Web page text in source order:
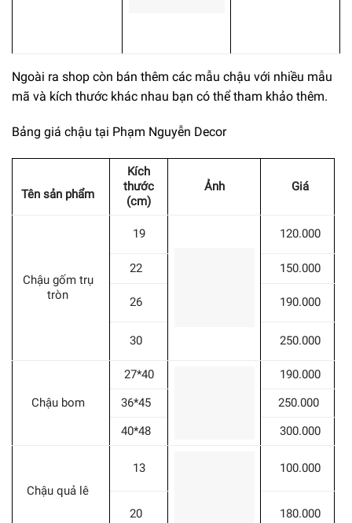
Ngoài ra shop còn bán thêm các mẫu chậu với nhiều mẫu
mã và kích thước khác nhau bạn có thể tham khảo thêm.
Bảng giá chậu tại Phạm Nguyễn Decor
Tên sản phẩm
Kích
thước
(cm)
Ảnh Giá
Chậu gốm trụ
tròn
19 120.000
22 150.000
26 190.000
30 250.000
Chậu bom
27*40
190.000
36*45
250.000
40*48
300.000
Chậu quả lê
13 100.000
20 180.000